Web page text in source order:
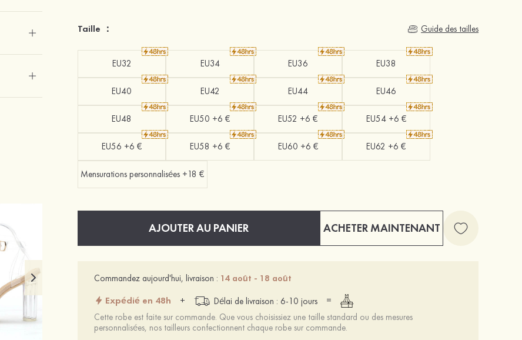
Taille ： Guide des tailles
EU32 EU34 EU36 EU38
EU40 EU42 EU44 EU46
EU48 EU50 +6 € EU52 +6 € EU54 +6 €
EU56 +6 € EU58 +6 € EU60 +6 € EU62 +6 €
Mensurations personnalisées +18 €
AJOUTER AU PANIER ACHETER MAINTENANT
Commandez aujourd'hui, livraison : 14 août - 18 août
Expédié en 48h + Délai de livraison : 6-10 jours
=
Cette robe est faite sur commande. Que vous choisissiez une taille standard ou des mesures
personnalisées, nos tailleurs confectionnent chaque robe sur commande.